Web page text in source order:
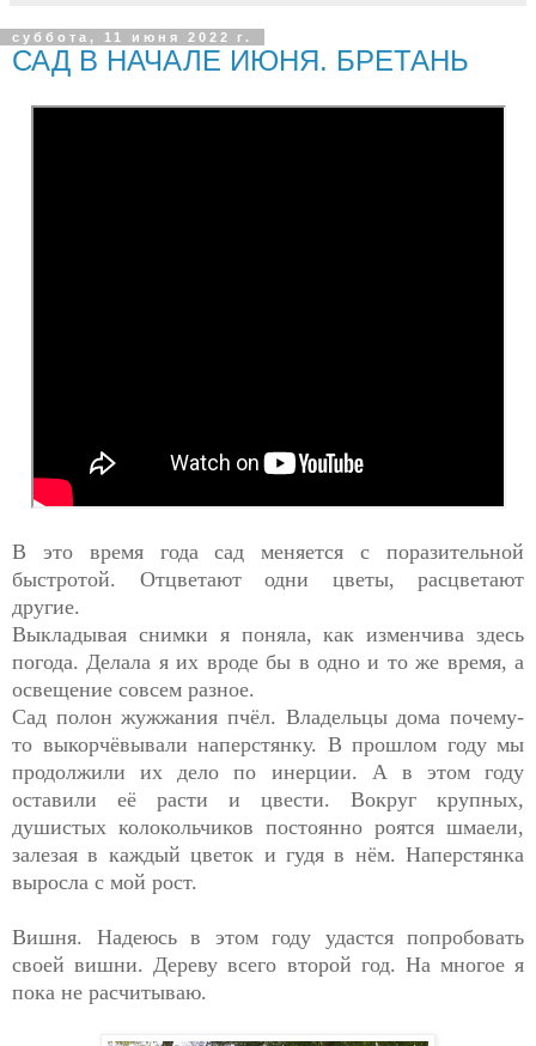
суббота, 11 июня 2022 г.
САД В НАЧАЛЕ ИЮНЯ. БРЕТАНЬ
В это время года сад меняется с поразительной
быстротой. Отцветают одни цветы, расцветают
другие.
Выкладывая снимки я поняла, как изменчива здесь
погода. Делала я их вроде бы в одно и то же время, а
освещение совсем разное.
Сад полон жужжания пчёл. Владельцы дома почему-
то выкорчёвывали наперстянку. В прошлом году мы
продолжили их дело по инерции. А в этом году
оставили её расти и цвести. Вокруг крупных,
душистых колокольчиков постоянно роятся шмаели,
залезая в каждый цветок и гудя в нём. Наперстянка
выросла с мой рост.
Вишня. Надеюсь в этом году удастся попробовать
своей вишни. Дереву всего второй год. На многое я
пока не расчитываю.